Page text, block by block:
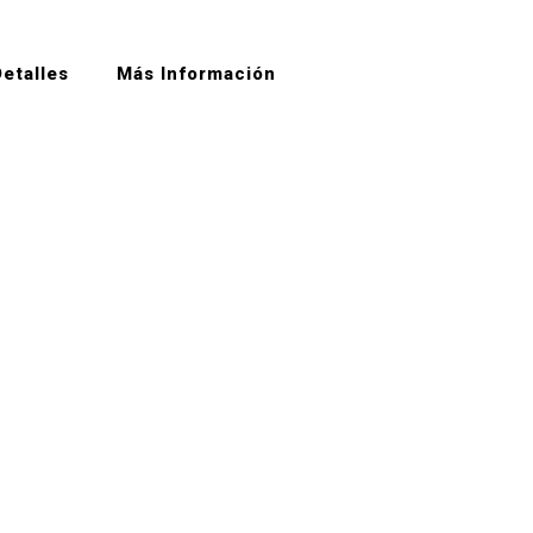
Más Información